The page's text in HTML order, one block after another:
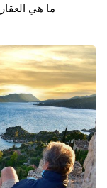
ما هي